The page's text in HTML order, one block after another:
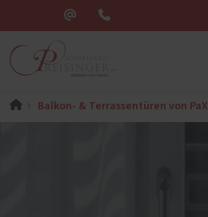
Balkon- & Terrassentüren von PaX